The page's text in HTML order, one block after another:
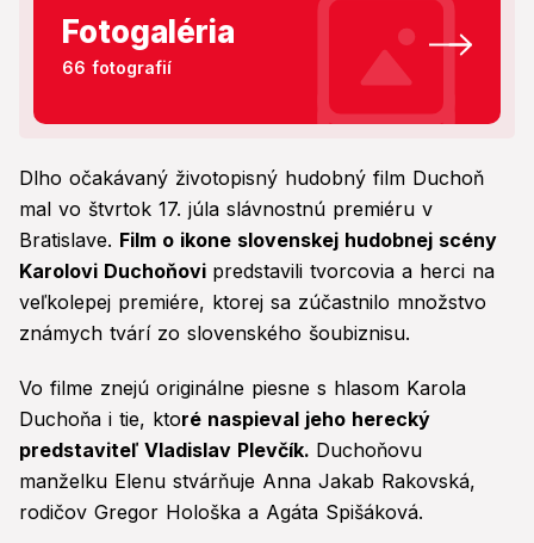
Fotogaléria
66 fotografií
Dlho očakávaný životopisný hudobný film Duchoň
mal vo štvrtok 17. júla slávnostnú premiéru v
Bratislave. Film o ikone slovenskej hudobnej scény
Karolovi Duchoňovi predstavili tvorcovia a herci na
veľkolepej premiére, ktorej sa zúčastnilo množstvo
známych tvárí zo slovenského šoubiznisu.
Vo filme znejú originálne piesne s hlasom Karola
Duchoňa i tie, ktoré naspieval jeho herecký
predstaviteľ Vladislav Plevčík. Duchoňovu
manželku Elenu stvárňuje Anna Jakab Rakovská,
rodičov Gregor Hološka a Agáta Spišáková.